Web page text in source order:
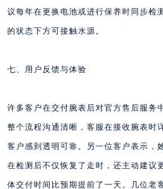
议每年在更换电池或进行保养时同步检
的状态下方可接触水源。
七、用户反馈与体验
许多客户在交付腕表后对官方售后服务
整个流程沟通清晰，客服在接收腕表时
客户感到透明可靠。另一位客户表示，
在检测后不仅恢复了走时，还主动建议
体交付时间比预期提前了一天。几位老